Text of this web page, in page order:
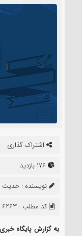
اشتراک گذاری
نویسنده : حدیث
سعیدکد مطلب : 6263
به گزارش پایگاه